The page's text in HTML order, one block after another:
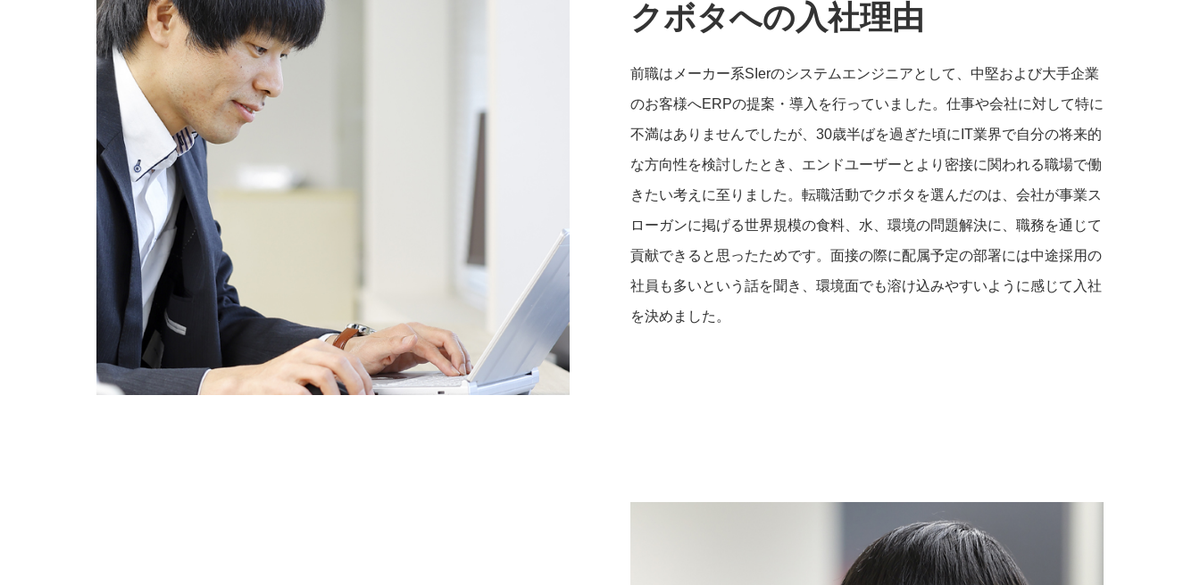
クボタへの入社理由
前職はメーカー系SIerのシステムエンジニアとして、中堅および大手企業
のお客様へERPの提案・導入を行っていました。仕事や会社に対して特に
不満はありませんでしたが、30歳半ばを過ぎた頃にIT業界で自分の将来的
な方向性を検討したとき、エンドユーザーとより密接に関われる職場で働
きたい考えに至りました。転職活動でクボタを選んだのは、会社が事業ス
ローガンに掲げる世界規模の食料、水、環境の問題解決に、職務を通じて
貢献できると思ったためです。面接の際に配属予定の部署には中途採用の
社員も多いという話を聞き、環境面でも溶け込みやすいように感じて入社
を決めました。